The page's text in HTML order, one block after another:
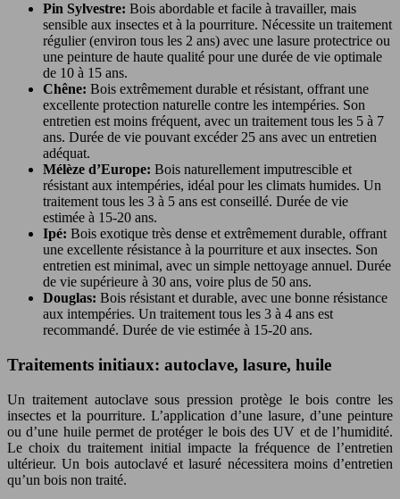
Pin Sylvestre: Bois abordable et facile à travailler, mais
sensible aux insectes et à la pourriture. Nécessite un traitement
régulier (environ tous les 2 ans) avec une lasure protectrice ou
une peinture de haute qualité pour une durée de vie optimale
de 10 à 15 ans.
Chêne: Bois extrêmement durable et résistant, offrant une
excellente protection naturelle contre les intempéries. Son
entretien est moins fréquent, avec un traitement tous les 5 à 7
ans. Durée de vie pouvant excéder 25 ans avec un entretien
adéquat.
Mélèze d’Europe: Bois naturellement imputrescible et
résistant aux intempéries, idéal pour les climats humides. Un
traitement tous les 3 à 5 ans est conseillé. Durée de vie
estimée à 15-20 ans.
Ipé: Bois exotique très dense et extrêmement durable, offrant
une excellente résistance à la pourriture et aux insectes. Son
entretien est minimal, avec un simple nettoyage annuel. Durée
de vie supérieure à 30 ans, voire plus de 50 ans.
Douglas: Bois résistant et durable, avec une bonne résistance
aux intempéries. Un traitement tous les 3 à 4 ans est
recommandé. Durée de vie estimée à 15-20 ans.
Traitements initiaux: autoclave, lasure, huile
Un traitement autoclave sous pression protège le bois contre les
insectes et la pourriture. L’application d’une lasure, d’une peinture
ou d’une huile permet de protéger le bois des UV et de l’humidité.
Le choix du traitement initial impacte la fréquence de l’entretien
ultérieur. Un bois autoclavé et lasuré nécessitera moins d’entretien
qu’un bois non traité.